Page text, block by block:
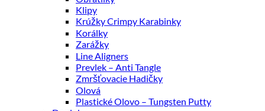
Klipy
Krúžky Crimpy Karabinky
Korálky
Zarážky
Line Aligners
Prevlek – Anti Tangle
Zmršťovacie Hadičky
Olová
Plastické Olovo – Tungsten Putty